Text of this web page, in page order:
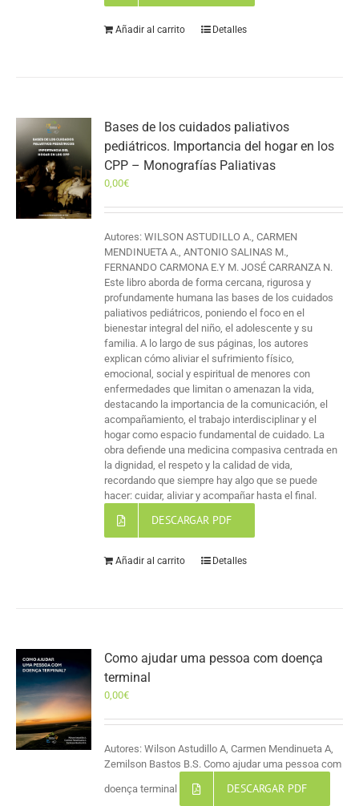
Añadir al carrito Detalles
Bases de los cuidados paliativos
pediátricos. Importancia del hogar en los
CPP – Monografías Paliativas
0,00€
Autores: WILSON ASTUDILLO A., CARMEN
MENDINUETA A., ANTONIO SALINAS M.,
FERNANDO CARMONA E.Y M. JOSÉ CARRANZA N.
Este libro aborda de forma cercana, rigurosa y
profundamente humana las bases de los cuidados
paliativos pediátricos, poniendo el foco en el
bienestar integral del niño, el adolescente y su
familia. A lo largo de sus páginas, los autores
explican cómo aliviar el sufrimiento físico,
emocional, social y espiritual de menores con
enfermedades que limitan o amenazan la vida,
destacando la importancia de la comunicación, el
acompañamiento, el trabajo interdisciplinar y el
hogar como espacio fundamental de cuidado. La
obra defiende una medicina compasiva centrada en
la dignidad, el respeto y la calidad de vida,
recordando que siempre hay algo que se puede
hacer: cuidar, aliviar y acompañar hasta el final.
DESCARGAR PDF
Añadir al carrito Detalles
Como ajudar uma pessoa com doença
terminal
0,00€
Autores: Wilson Astudillo A, Carmen Mendinueta A,
Zemilson Bastos B.S. Como ajudar uma pessoa com
doença terminal DESCARGAR PDF